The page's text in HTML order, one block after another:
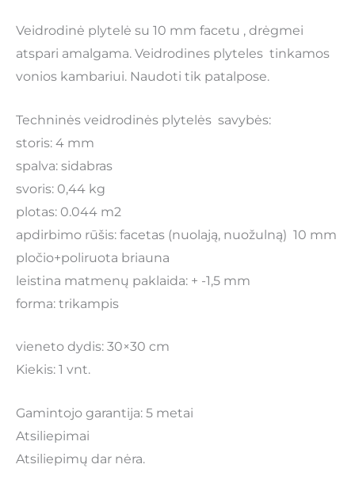
Veidrodinė plytelė su 10 mm facetu , drėgmei
atspari amalgama. Veidrodines plyteles tinkamos
vonios kambariui. Naudoti tik patalpose.
Techninės veidrodinės plytelės savybės:
storis: 4 mm
spalva: sidabras
svoris: 0,44 kg
plotas: 0.044 m2
apdirbimo rūšis: facetas (nuolają, nuožulną) 10 mm
pločio+poliruota briauna
leistina matmenų paklaida: + -1,5 mm
forma: trikampis
vieneto dydis: 30×30 cm
Kiekis: 1 vnt.
Gamintojo garantija: 5 metai
Atsiliepimai
Atsiliepimų dar nėra.